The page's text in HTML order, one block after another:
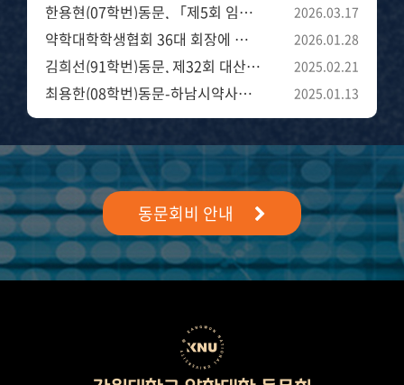
한용현(07학번)동문, 「제5회 임성기연구자상」의 ‘젊은연구자상’ 수상' 2026.03.17
약학대학학생협회 36대 회장에 강원대 김백건(22학번)학생 당선 2026.01.28
김희선(91학번)동문, 제32회 대산문학상 및 제16회 허균문학작가상 수상 2025.02.21
최용한(08학번)동문-하남시약사회장 선출 2025.01.13
동문회비 안내